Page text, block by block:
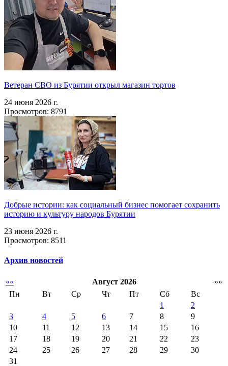
Ветеран СВО из Бурятии открыл магазин тортов
24 июня 2026 г.
Просмотров: 8791
Добрые истории: как социальный бизнес помогает сохранить
историю и культуру народов Бурятии
23 июня 2026 г.
Просмотров: 8511
Архив новостей
«« Август 2026
»»
Пн
Вт Ср Чт Пт Сб
Вс
1
2
3
4 5 6 7 8
9
10
11 12 13 14 15
16
17
18 19 20 21 22
23
24
25 26 27 28 29
30
31